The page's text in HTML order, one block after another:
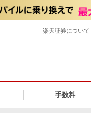
手数料
楽天証券について